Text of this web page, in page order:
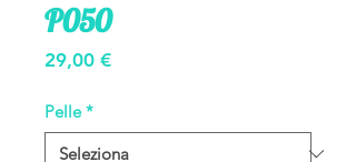
P050
29,00 €Prezzo
Pelle *